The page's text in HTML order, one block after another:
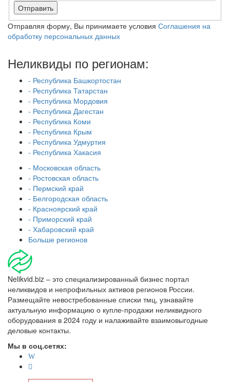
Отправить
Отправляя форму, Вы принимаете условия Соглашения на
обработку персональных данных
Неликвиды по регионам:
- Республика Башкортостан
- Республика Татарстан
- Республика Мордовия
- Республика Дагестан
- Республика Коми
- Республика Крым
- Республика Удмуртия
- Республика Хакасия
- Московская область
- Ростовская область
- Пермский край
- Белгородская область
- Красноярский край
- Приморский край
- Хабаровский край
Больше регионов
Nelikvid.biz – это специализированный бизнес портал
неликвидов и непрофильных активов регионов России.
Размещайте невостребованные списки тмц, узнавайте
актуальную информацию о купле-продажи неликвидного
оборудования в 2024 году и налаживайте взаимовыгодные
деловые контакты.
Мы в соц.сетях: